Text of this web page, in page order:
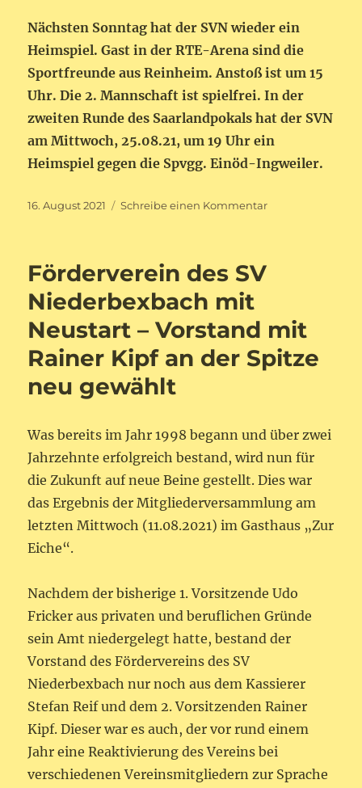
Nächsten Sonntag hat der SVN wieder ein
Heimspiel. Gast in der RTE-Arena sind die
Sportfreunde aus Reinheim. Anstoß ist um 15
Uhr. Die 2. Mannschaft ist spielfrei. In der
zweiten Runde des Saarlandpokals hat der SVN
am Mittwoch, 25.08.21, um 19 Uhr ein
Heimspiel gegen die Spvgg. Einöd-Ingweiler.
Veröffentlicht
16. August 2021 Schreibe einen Kommentarzu
Förderverein des SV
Niederbexbach mit
Neustart – Vorstand mit
Rainer Kipf an der Spitze
neu gewählt
Was bereits im Jahr 1998 begann und über zwei
Jahrzehnte erfolgreich bestand, wird nun für
die Zukunft auf neue Beine gestellt. Dies war
das Ergebnis der Mitgliederversammlung am
letzten Mittwoch (11.08.2021) im Gasthaus „Zur
Eiche“.
Nachdem der bisherige 1. Vorsitzende Udo
Fricker aus privaten und beruflichen Gründe
sein Amt niedergelegt hatte, bestand der
Vorstand des Fördervereins des SV
Niederbexbach nur noch aus dem Kassierer
Stefan Reif und dem 2. Vorsitzenden Rainer
Kipf. Dieser war es auch, der vor rund einem
Jahr eine Reaktivierung des Vereins bei
verschiedenen Vereinsmitgliedern zur Sprache